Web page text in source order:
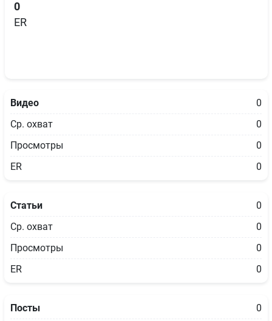
0
ER
Видео
0
Ср. охват
0
Просмотры
0
ER
0
Статьи
0
Ср. охват
0
Просмотры
0
ER
0
Посты 0